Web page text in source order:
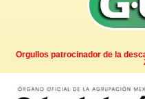
Orgullos patrocinador de la